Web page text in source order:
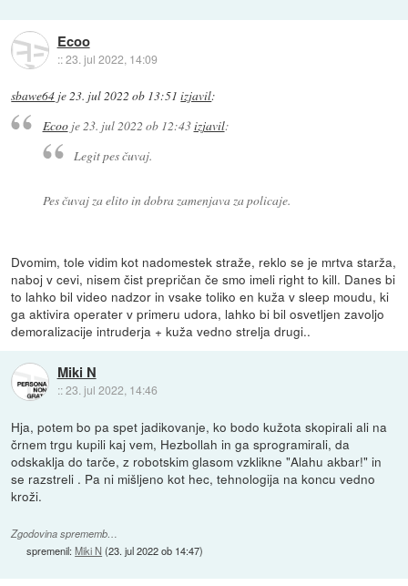
Ecoo
::23. jul 2022, 14:09
sbawe64 je23. jul 2022 ob 13:51 izjavil:
Ecooje23. jul 2022 ob 12:43izjavil:
Legit pes čuvaj.
Pes čuvaj za elito in dobra zamenjava za policaje.
Dvomim, tole vidim kot nadomestek straže, reklo se je mrtva starža,
naboj v cevi, nisem čist prepričan če smo imeli right to kill. Danes bi
to lahko bil video nadzor in vsake toliko en kuža v sleep moudu, ki
ga aktivira operater v primeru udora, lahko bi bil osvetljen zavoljo
demoralizacije intruderja + kuža vedno strelja drugi..
Miki N
::23. jul 2022, 14:46
Hja, potem bo pa spet jadikovanje, ko bodo kužota skopirali ali na
črnem trgu kupili kaj vem, Hezbollah in ga sprogramirali, da
odskaklja do tarče, z robotskim glasom vzklikne "Alahu akbar!" in
se razstreli . Pa ni mišljeno kot hec, tehnologija na koncu vedno
kroži.
Zgodovina sprememb…
spremenil:Miki N (23. jul 2022 ob 14:47)